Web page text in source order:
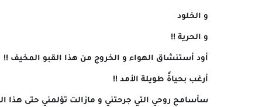
و الخلود
و الحرية !!
أود أستنشاق الهواء و الخروج من هذا القبو المخيف !!
أرغب بحياةً طويلة الأمد !!
سأسامح روحي التي جرحتني و مازالت تؤلمني حتى هذا